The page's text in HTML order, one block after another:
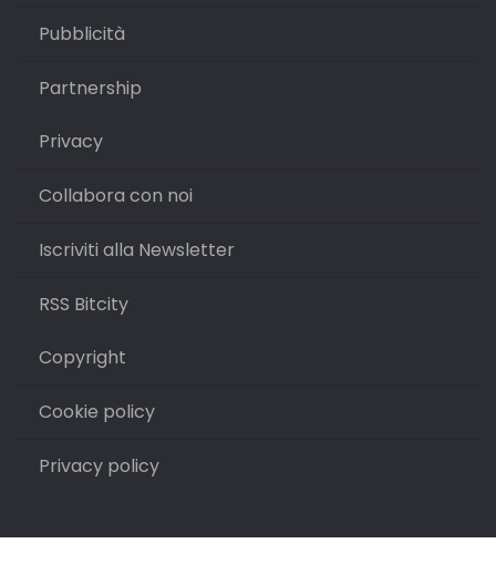
Pubblicità
Partnership
Privacy
Collabora con noi
Iscriviti alla Newsletter
RSS Bitcity
Copyright
Cookie policy
Privacy policy